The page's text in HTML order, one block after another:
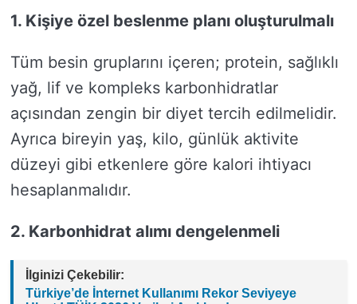
1. Kişiye özel beslenme planı oluşturulmalı
Tüm besin gruplarını içeren; protein, sağlıklı
yağ, lif ve kompleks karbonhidratlar
açısından zengin bir diyet tercih edilmelidir.
Ayrıca bireyin yaş, kilo, günlük aktivite
düzeyi gibi etkenlere göre kalori ihtiyacı
hesaplanmalıdır.
2. Karbonhidrat alımı dengelenmeli
İlginizi Çekebilir:
Türkiye’de İnternet Kullanımı Rekor Seviyeye